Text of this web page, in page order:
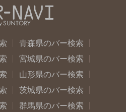
青森県のバー検索
宮城県のバー検索
山形県のバー検索
茨城県のバー検索
群馬県のバー検索